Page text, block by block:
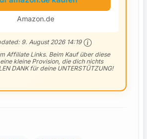
Amazon.de
9. August 2026 14:19
Affiliate Links. Beim Kauf über diese
kleine Provision, die dich nichts
DANK für deine UNTERSTÜTZUNG!